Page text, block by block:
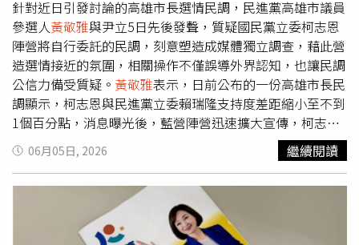
立委賴瑞隆協助引進大型演唱會資源，乃至陳其邁上任後持
續強化場館與觀光配套，都是與產業共同成長的過程，才造
就今日高雄演唱會經濟的成果。對於柯志恩提出的「演唱會
經濟2.0」政策，尹立直言看完後只有一個感受，就是過去
不曾投入、甚至曾經唱衰的人，如今卻搖身一變成為指導
者，令人難以信服。針對柯志恩質疑現行演唱會免場租政策
違反財政紀律，尹立認為，這顯示其對文化治理與流行音樂
產業缺乏基本理解。他指出，演唱會所帶動的餐飲、住宿、
交通與消費效益遠超過場租收入，國際級演出往往能創造數
十億元經濟產值，不應只用場租數字衡量政策效益。尹立進
一步批評，柯志恩的思維仍停留在向主辦單位收取租金、增
加行政審查的舊模式，若依照這種邏輯施政，世運主場館恐
將逐漸失去競爭力，最終遭市場淘汰。他強調，高雄演唱會
針對近日引發討論的高雄市長選情民調，民進黨高雄市議員
參選人黃敬雅與尹立5日先後發聲，質疑國民黨立委柯志恩
陣營將自行委託的民調，刻意塑造成媒體獨立調查，藉此營
造選情接近的氛圍，相關操作不僅誤導外界認知，也讓民調
公信力備受質疑。 黃敬雅表示，日前公布的一份高雄市長民
調顯示，柯志恩與民進黨立委賴瑞隆支持度差距縮小至不到
1個百分點，消息曝光後，藍營陣營迅速擴大宣傳，柯志恩
受訪時更以「TVBS民調」作為論述基礎。然而，當日晚間
相關報導內容卻出現修正，原先模糊的委託來源最終明確標
示為「柯志恩委託」，讓外界質疑是否刻意淡化委託者身
指出，從最初報導提及「藍營委託」，到相關文
字遭刪除，再到最後直接標明由柯志恩委託，整起事件反而
讓外界更加關注民調背後的操作模式。她認為，若是陣營自
06月05日, 2026 繼續閱讀